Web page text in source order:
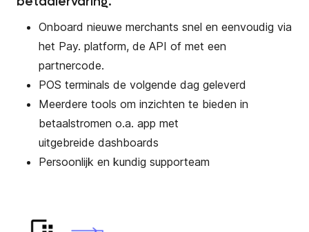
Onboard nieuwe merchants snel en eenvoudig via
het Pay. platform, de API of met een
partnercode.
POS terminals de volgende dag geleverd
Meerdere tools om inzichten te bieden in
betaalstromen o.a. app met
uitgebreide dashboards
Persoonlijk en kundig supporteam